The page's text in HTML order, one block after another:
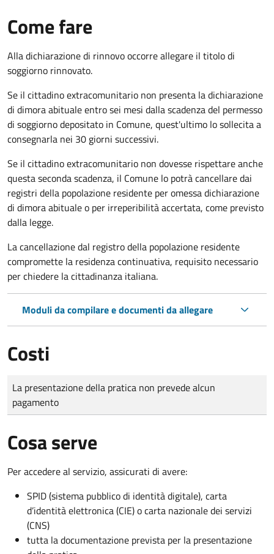
Come fare
Alla dichiarazione di rinnovo occorre allegare il titolo di
soggiorno rinnovato.
Se il cittadino extracomunitario non presenta la dichiarazione
di dimora abituale entro sei mesi dalla scadenza del permesso
di soggiorno depositato in Comune, quest'ultimo lo sollecita a
consegnarla nei 30 giorni successivi.
Se il cittadino extracomunitario non dovesse rispettare anche
questa seconda scadenza, il Comune lo potrà cancellare dai
registri della popolazione residente per omessa dichiarazione
di dimora abituale o per irreperibilità accertata, come previsto
dalla legge.
La cancellazione dal registro della popolazione residente
compromette la residenza continuativa, requisito necessario
per chiedere la cittadinanza italiana.
Moduli da compilare e documenti da allegare
Costi
Tipo di pagamento
Importo
La presentazione della pratica non prevede alcun
pagamento
Cosa serve
Per accedere al servizio, assicurati di avere:
SPID (sistema pubblico di identità digitale), carta
d’identità elettronica (CIE) o carta nazionale dei servizi
(CNS)
tutta la documentazione prevista per la presentazione